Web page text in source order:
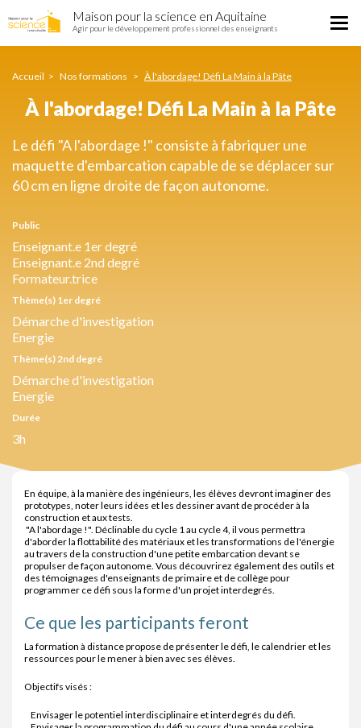
l'abordage!
Main
au
Maison pour la science en Aquitaine
Agir pour le développement professionnel des enseignants
Accueil Nos formations À l'abordage! Défi La Main à la Pâte
À l'abordage! Défi La Main à la Pâte
Le défi "A l'abordage !" consiste à fabriquer une
maquette d'embarcation capable de se déplacer sur
60 cm en ligne droite de façon autonome.
Public
Enseignant.e 1er degré
Enseignant.e 2nd degré
Formateur.trice
Thème(s) 1er degré
Démarche d'investigation
Energie
Thème(s) 2nd degré
Démarche d'investigation
Energie
Durée
3h
En équipe, à la manière des ingénieurs, les élèves devront imaginer des
prototypes, noter leurs idées et les dessiner avant de procéder à la
construction et aux tests.
"A l'abordage !". Déclinable du cycle 1 au cycle 4, il vous permettra
d'aborder la flottabilité des matériaux et les transformations de l'énergie
au travers de la construction d'une petite embarcation devant se
propulser de façon autonome. Vous découvrirez également des outils et
des témoignages d'enseignants de primaire et de collège pour
programmer ce défi sous la forme d'un projet interdegrés.
Ce que les participants feront
La formation à distance propose de présenter le défi, le calendrier et les
ressources pour le mener à bien avec ses élèves.
Objectifs visés :
Envisager le potentiel interdisciplinaire et interdegrés du défi.